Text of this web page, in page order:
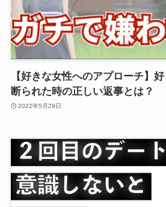
【好きな女性へのアプローチ】
断られた時の正しい返事とは？
2022年5月29日